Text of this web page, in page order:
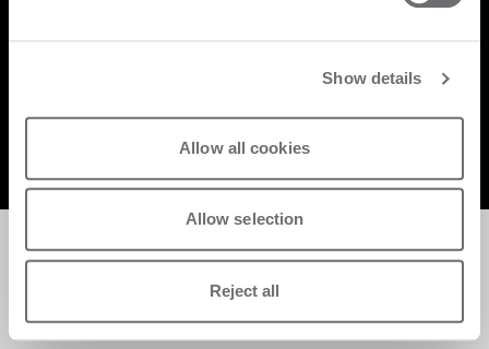
Show details
Allow all cookies
Allow selection
Reject all
List of cookies